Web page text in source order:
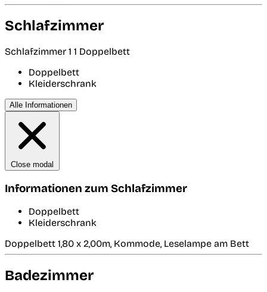
Schlafzimmer
Schlafzimmer 1 1 Doppelbett
Doppelbett
Kleiderschrank
Alle Informationen
Close modal
Informationen zum Schlafzimmer
Doppelbett
Kleiderschrank
Doppelbett 1,80 x 2,00m, Kommode, Leselampe am Bett
Badezimmer